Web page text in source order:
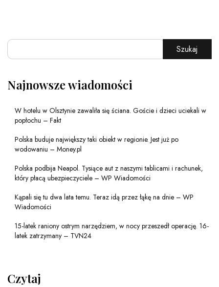
Szukaj
Najnowsze wiadomości
W hotelu w Olsztynie zawaliła się ściana. Goście i dzieci uciekali w
popłochu – Fakt
Polska buduje największy taki obiekt w regionie. Jest już po
wodowaniu – Money.pl
Polska podbija Neapol. Tysiące aut z naszymi tablicami i rachunek,
który płacą ubezpieczyciele – WP Wiadomości
Kąpali się tu dwa lata temu. Teraz idą przez łąkę na dnie – WP
Wiadomości
15-latek raniony ostrym narzędziem, w nocy przeszedł operację. 16-
latek zatrzymany – TVN24
Czytaj